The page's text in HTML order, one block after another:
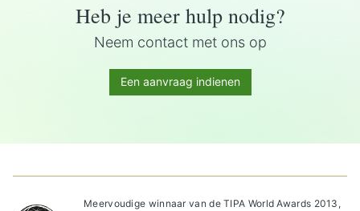
Heb je meer hulp nodig?
Neem contact met ons op
Een aanvraag indienen
Meervoudige winnaar van de TIPA World Awards 2013,